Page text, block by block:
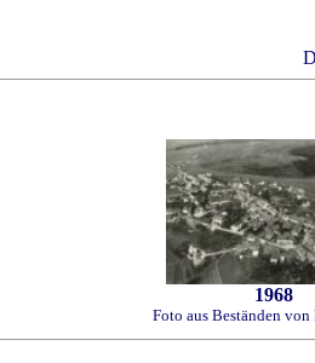
1968
Foto aus Beständen